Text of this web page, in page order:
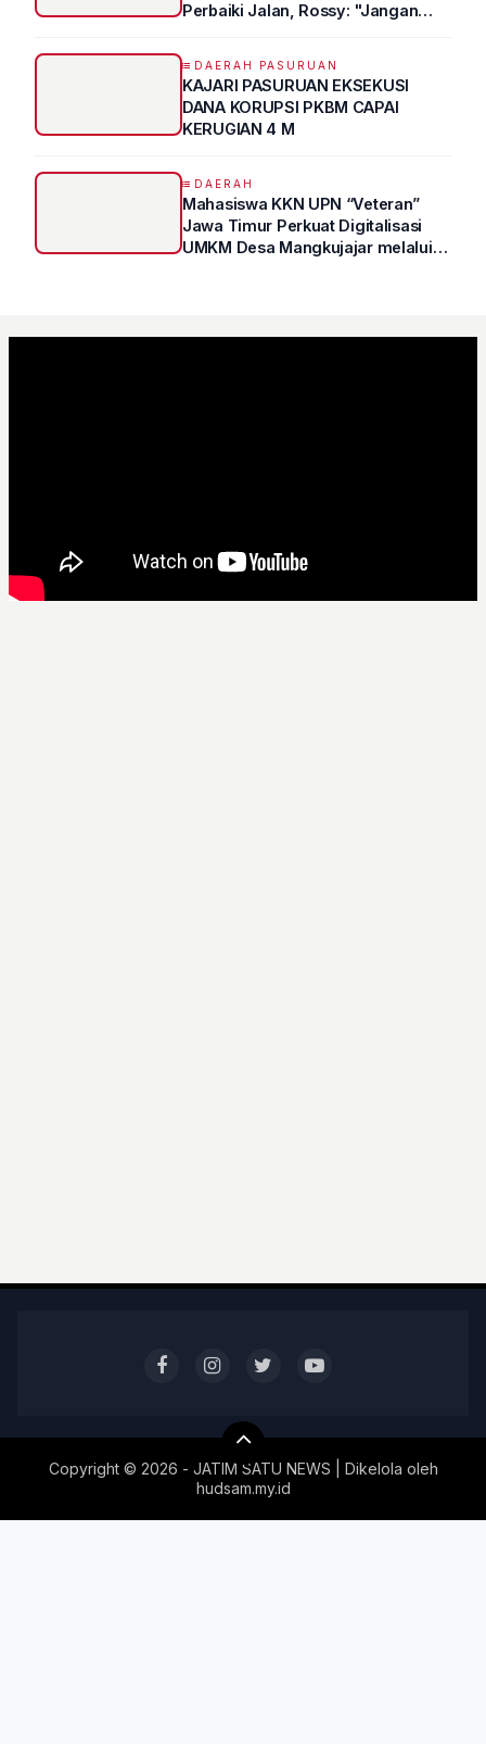
Perbaiki Jalan, Rossy: "Jangan
DAERAH PASURUAN
KAJARI PASURUAN EKSEKUSI
DANA KORUPSI PKBM CAPAI
KERUGIAN 4 M
DAERAH
Mahasiswa KKN UPN “Veteran”
Jawa Timur Perkuat Digitalisasi
UMKM Desa Mangkujajar melalui
Copyright © 2026 - JATIM SATU NEWS | Dikelola oleh
hudsam.my.id